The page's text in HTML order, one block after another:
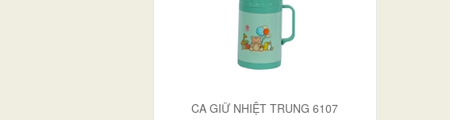
CA GIỮ NHIỆT TRUNG 6107